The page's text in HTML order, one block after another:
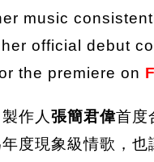
music
official debut
the premiere on
作人 張簡君偉首度
度現象級情歌，也